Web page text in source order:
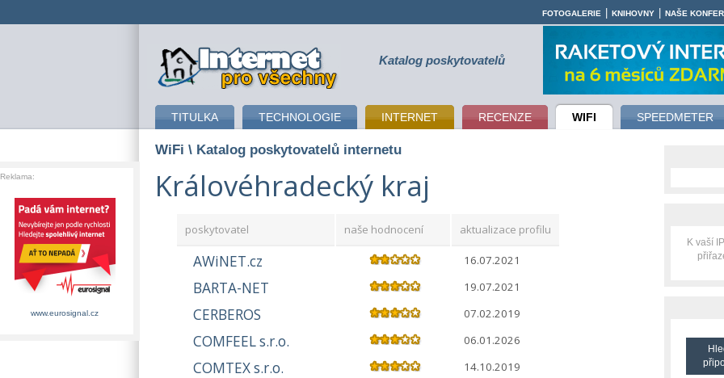
připojení k internetu Katalog poskytovatelů
TITULKA TECHNOLOGIE INTERNET RECENZE WIFI SPEEDMETER
FOTOGALERIE KNIHOVNY NAŠE
WiFi \ Katalog poskytovatelů internetu
Královéhradecký kraj
poskytovatel naše hodnocení aktualizace profilu
AWiNET.cz 16.07.2021
BARTA-NET 19.07.2021
CERBEROS 07.02.2019
COMFEEL s.r.o. 06.01.2026
COMTEX s.r.o. 14.10.2019
K vaší
Reklama:
www.eurosignal.cz